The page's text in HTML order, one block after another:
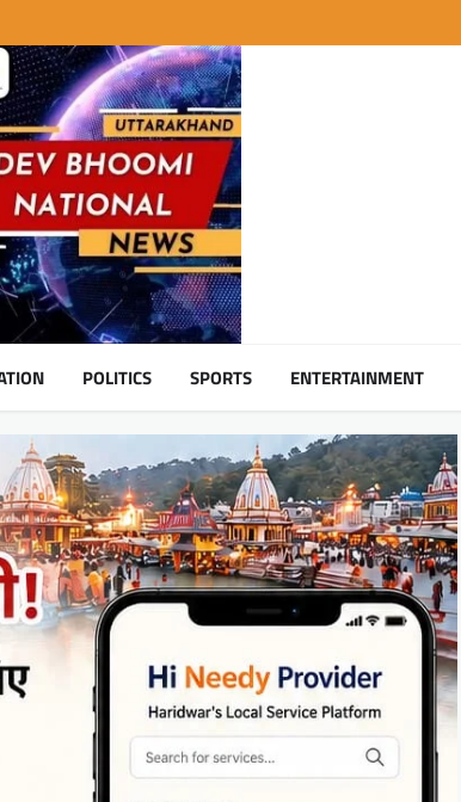
POLITICS SPORTS ENTERTAINMENT